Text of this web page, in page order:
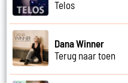
Telos
Dana Winner
Terug naar toen